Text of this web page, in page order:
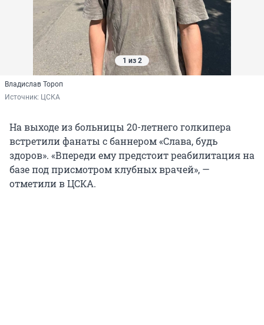
1 из 2
Владислав Тороп
Источник: ЦСКА
На выходе из больницы 20-летнего голкипера
встретили фанаты с баннером «Слава, будь
здоров». «Впереди ему предстоит реабилитация на
базе под присмотром клубных врачей», —
отметили в ЦСКА.